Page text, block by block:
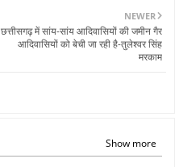
NEWER
छत्तीसगढ़ में सांय-सांय आदिवासियों की जमीन गैर
आदिवासियों को बेची जा रही है-तुलेश्वर सिंह
मरकाम
Show more